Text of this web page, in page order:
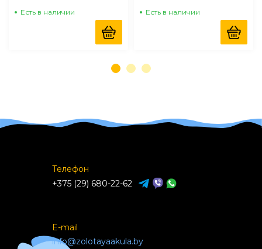
Есть в наличии Есть в наличии
Телефон
+375 (29) 680-22-62
E-mail
info@zolotayaakula.by